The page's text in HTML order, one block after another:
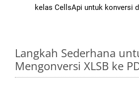
kelas CellsApi untuk konversi
Langkah Sederhana
Mengonversi XLSB ke